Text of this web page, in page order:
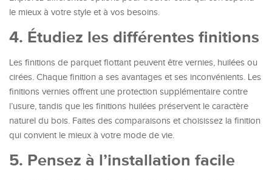
le mieux à votre style et à vos besoins.
4. Étudiez les différentes finitions
Les finitions de parquet flottant peuvent être vernies, huilées ou
cirées. Chaque finition a ses avantages et ses inconvénients. Les
finitions vernies offrent une protection supplémentaire contre
l’usure, tandis que les finitions huilées préservent le caractère
naturel du bois. Faites des comparaisons et choisissez la finition
qui convient le mieux à votre mode de vie.
5. Pensez à l’installation facile